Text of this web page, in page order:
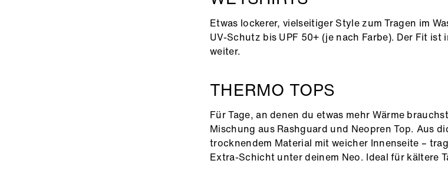
Etwas lockerer, vielseitiger Style zum Tragen im
UV-Schutz bis UPF 50+ (je nach Farbe). Der Fit ist
weiter.
THERMO TOPS
Für Tage, an denen du etwas mehr Wärme
Mischung aus Rashguard und Neopren Top. Aus
trocknendem Material mit weicher Innenseite –
Extra-Schicht unter deinem Neo. Ideal für kältere